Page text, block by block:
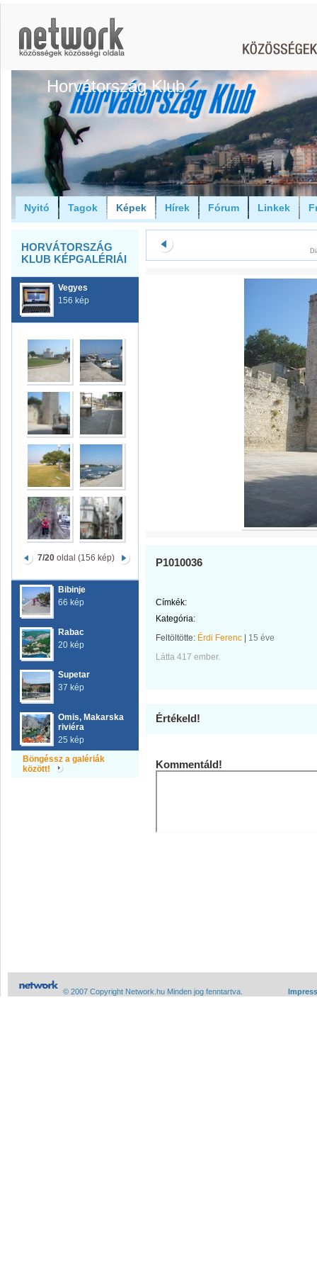
Horvátország Klub
Nyitó Tagok Képek Hírek Fórum Linkek
HORVÁTORSZÁG
KLUB KÉPGALÉRIÁI
Vegyes
156 kép
7/20oldal (156 kép)
Bibinje
66 kép
Rabac
20 kép
Supetar
37 kép
Omis, Makarska
riviéra
25 kép
Böngéssz a galériák
között!
P1010036
Címkék:
Kategória:
Feltöltötte: Érdi Ferenc
15 éve
Látta 417 ember.
Értékeld!
Kommentáld!
© 2007 Copyright Network.hu Minden jog fenntartva.